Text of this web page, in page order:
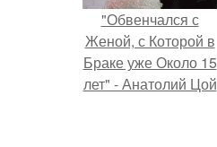
"Обвенчался с
Женой, с Которой в
Браке уже Около 15
лет" - Анатолий Цой